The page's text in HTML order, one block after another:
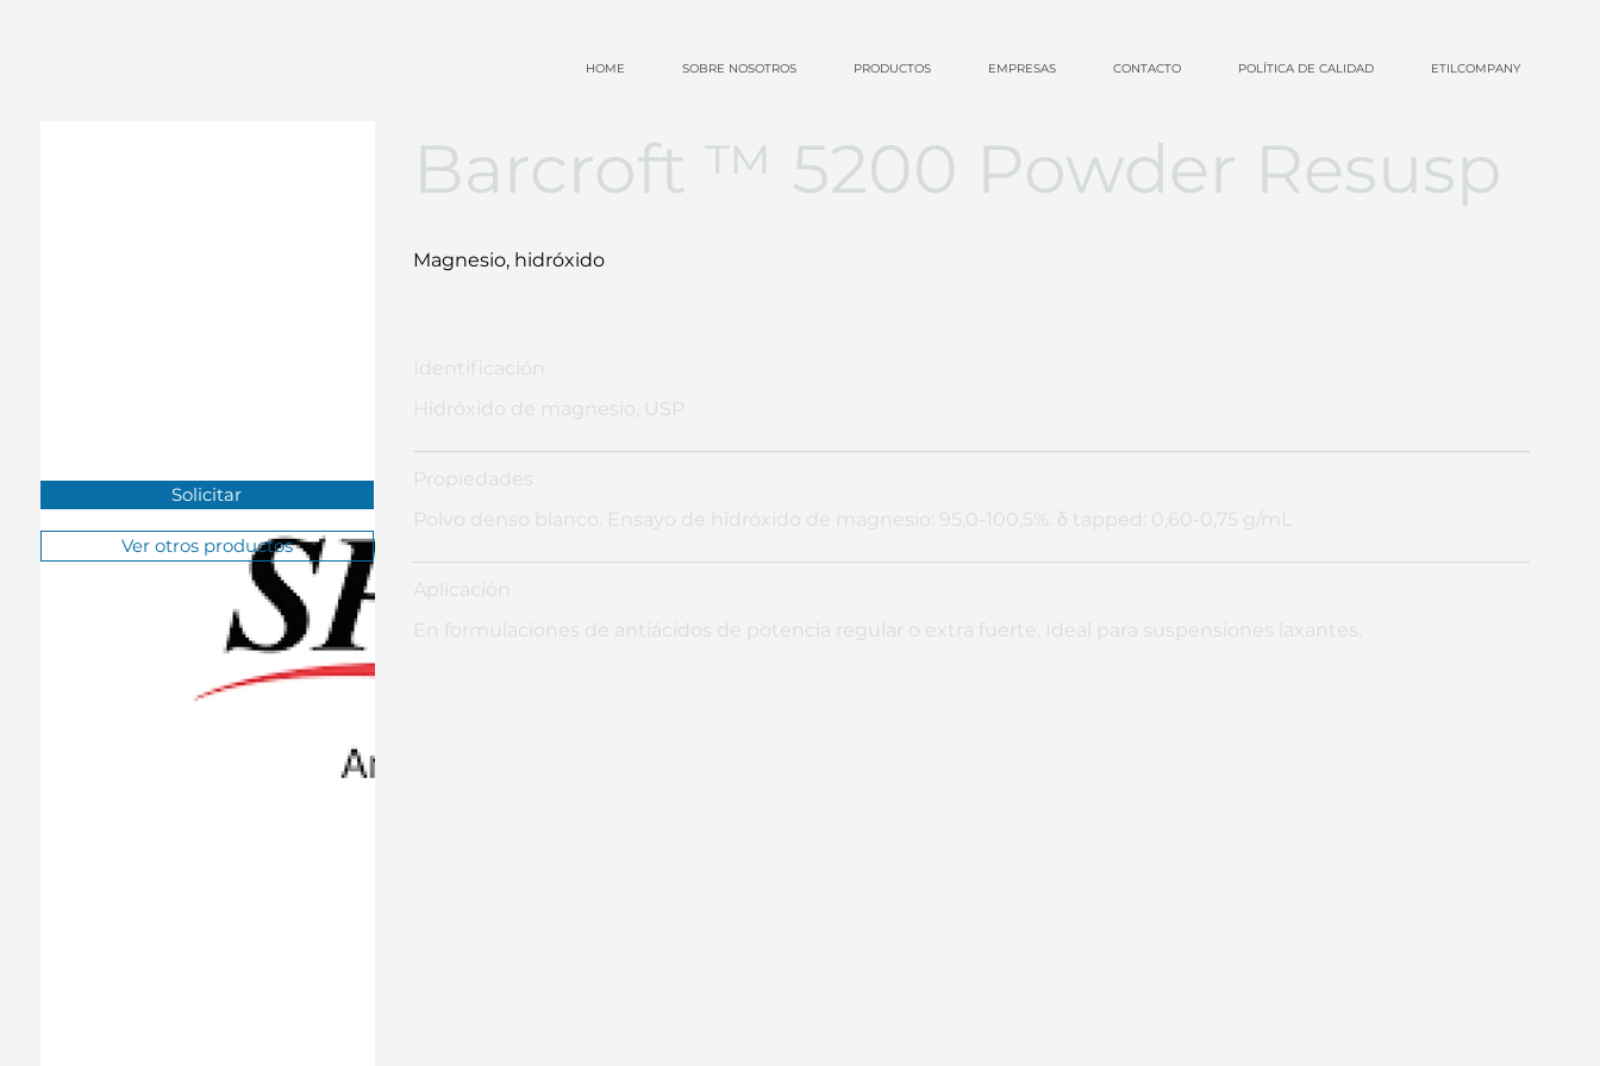
HOME SOBRE NOSOTROS PRODUCTOS EMPRESAS CONTACTO POLÍTICA DE CALIDAD ETILCOMPANY
Barcroft ™ 5200 Powder Resusp
Magnesio, hidróxido
Identificación
Hidróxido de magnesio, USP
Propiedades
Polvo denso blanco. Ensayo de hidróxido de magnesio: 95,0-100,5%. δ tapped: 0,60-0,75 g/mL
Aplicación
En formulaciones de antiácidos de potencia regular o extra fuerte. Ideal para suspensiones laxantes.
Solicitar
Ver otros productos